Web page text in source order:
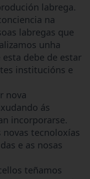
labrega.
na
labregas que
unha
debe de estar
institucións e
nova
ás
incorporarse.
novas tecnoloxías
e as nosas
teñamos